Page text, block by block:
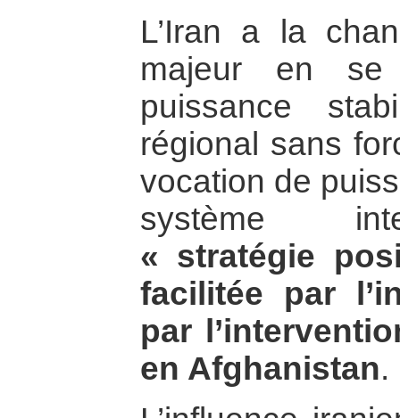
L’Iran a la
majeur en se
puissance
régional sans
vocation de
système
« stratégie
facilitée par
par
en Afghanistan.